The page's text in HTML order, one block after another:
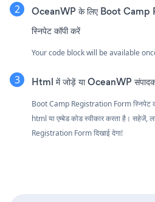
OceanWP के लिए Boot Camp
स्निपेट कॉपी करें
Your code block will be available
Html में जोड़ें या OceanWP संपादक
Boot Camp Registration Form स्निपेट
html या एम्बेड कोड स्वीकार करता है।
Registration Form दिखाई देगा!